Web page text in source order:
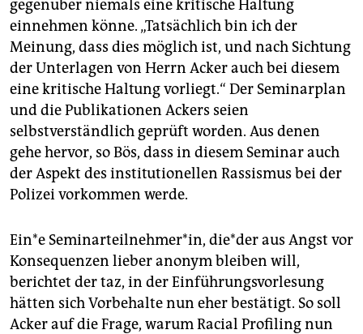
gegenüber niemals eine kritische Haltung
einnehmen könne. „Tatsächlich bin ich der
Meinung, dass dies möglich ist, und nach Sichtung
der Unterlagen von Herrn Acker auch bei diesem
eine kritische Haltung vorliegt.“ Der Seminarplan
und die Publikationen Ackers seien
selbstverständlich geprüft worden. Aus denen
gehe hervor, so Bös, dass in diesem Seminar auch
der Aspekt des institutionellen Rassismus bei der
Polizei vorkommen werde.
Ein*e Seminarteilnehmer*in, di­e*der aus Angst vor
Konsequenzen lieber anonym bleiben will,
berichtet der taz, in der Einführungsvorlesung
hätten sich Vorbehalte nun eher bestätigt. So soll
Acker auf die Frage, warum Racial Profiling nun